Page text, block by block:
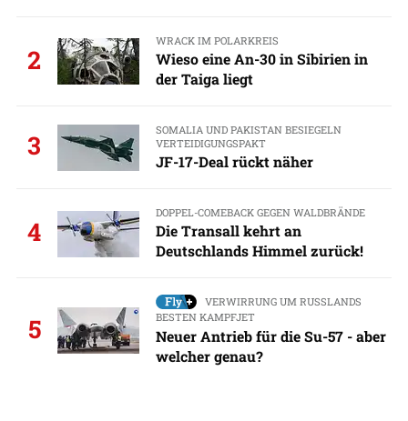
2
WRACK IM POLARKREIS
Wieso eine An-30 in Sibirien in
der Taiga liegt
3
SOMALIA UND PAKISTAN BESIEGELN
VERTEIDIGUNGSPAKT
JF-17-Deal rückt näher
4
DOPPEL-COMEBACK GEGEN WALDBRÄNDE
Die Transall kehrt an
Deutschlands Himmel zurück!
5
VERWIRRUNG UM RUSSLANDS
BESTEN KAMPFJET
Neuer Antrieb für die Su-57 - aber
welcher genau?